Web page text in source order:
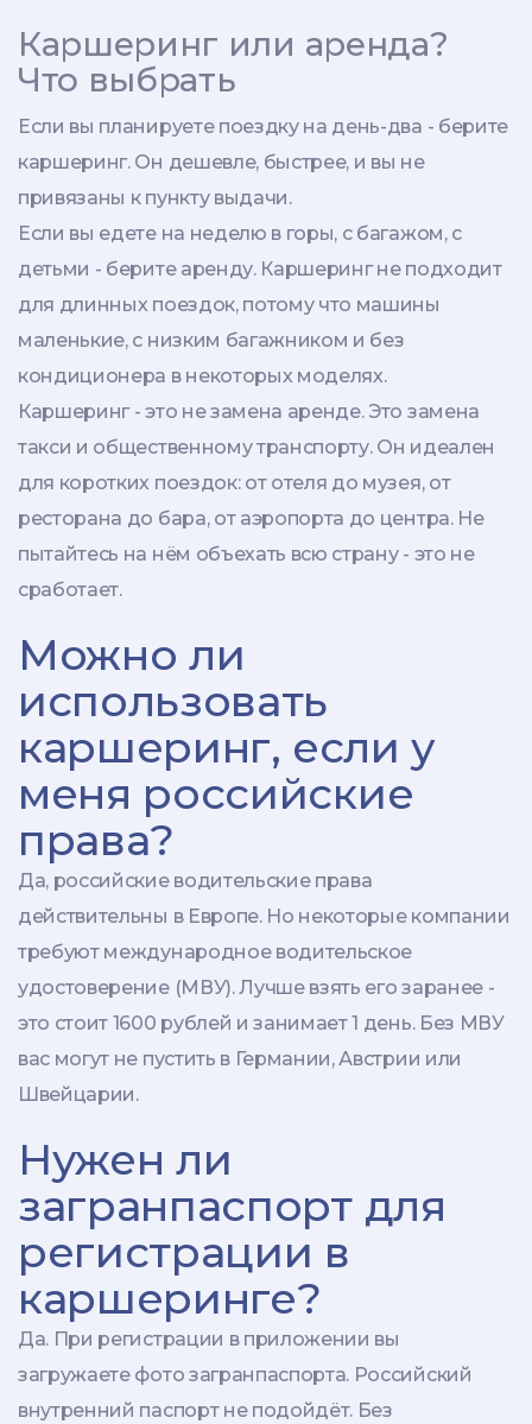
Каршеринг или аренда?
Что выбрать
Если вы планируете поездку на день-два - берите
каршеринг. Он дешевле, быстрее, и вы не
привязаны к пункту выдачи.
Если вы едете на неделю в горы, с багажом, с
детьми - берите аренду. Каршеринг не подходит
для длинных поездок, потому что машины
маленькие, с низким багажником и без
кондиционера в некоторых моделях.
Каршеринг - это не замена аренде. Это замена
такси и общественному транспорту. Он идеален
для коротких поездок: от отеля до музея, от
ресторана до бара, от аэропорта до центра. Не
пытайтесь на нём объехать всю страну - это не
сработает.
Можно ли
использовать
каршеринг, если у
меня российские
права?
Да, российские водительские права
действительны в Европе. Но некоторые компании
требуют международное водительское
удостоверение (МВУ). Лучше взять его заранее -
это стоит 1600 рублей и занимает 1 день. Без МВУ
вас могут не пустить в Германии, Австрии или
Швейцарии.
Нужен ли
загранпаспорт для
регистрации в
каршеринге?
Да. При регистрации в приложении вы
загружаете фото загранпаспорта. Российский
внутренний паспорт не подойдёт. Без